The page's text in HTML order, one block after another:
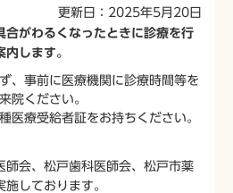
更新日：2025年5月20日
合がわるくなったときに診療を行
します。
、事前に医療機関に診療時間等を
院ください。
医療受給者証をお持ちください。
会、松戸歯科医師会、松戸市薬
しております。